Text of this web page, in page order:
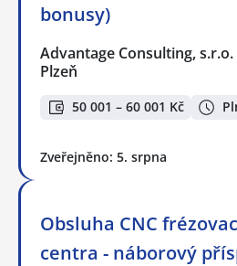
bonusy)
Advantage Consulting, s.r.o.
Plzeň
50 001 – 60 001 Kč
Zveřejněno: 5. srpna
Obsluha CNC
centra - náborový